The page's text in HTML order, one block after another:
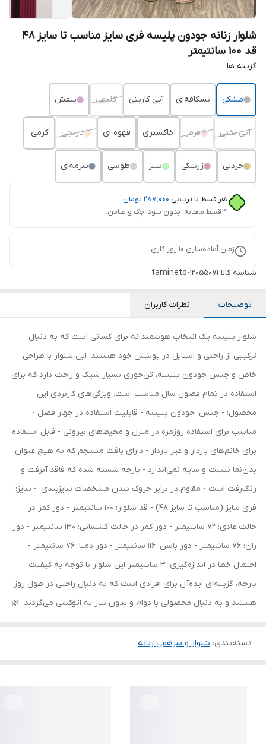
شلوار زنانه جودون پلیسه فری سایز مناسب تا سایز 48
قد 100 سانتیمتر
گزینه ها
مشکی نسکافه‌ای آبی کاربنی گلبهی بنفش
آبی نفتی قرمز خاکستری قهوه ای نارنجی کرمی
خردلی زرشکی سبز طوسی سرمه‌ای
هر قسط با ترب‌پی:۲۸۷٬۰۰۰ تومان
۴ قسط ماهانه. بدون سود، چک و ضامن.
زمان آماده‌سازی 10 روز کاری
شناسه کالا tamineto-12055071
توضیحات نظرات کاربران
شلوار پلیسه یک انتخاب هوشمندانه برای کسانی است که به دنبال
ترکیبی از راحتی و استایل در پوشش خود هستند. این شلوار با طراحی
خاص و جنس جودون پلیسه، تن‌خوری بسیار شیک و راحت دارد که برای
استفاده در تمام فصول سال مناسب است. ویژگی‌های کاربردی این
محصول: - جنس: جودون پلیسه - قابلیت استفاده در چهار فصل -
مناسب برای استفاده روزمره در منزل و محیط‌های بیرونی - قابل استفاده
برای خانم‌های باردار و غیر باردار - دارای بافت منسجم که به هیچ عنوان
بدن‌نما نیست و سایه نمی‌اندازد - پارچه شسته شده که فاقد آبرفت و
رنگ‌رفت است - مقاوم در برابر چروک شدن مشخصات سایزبندی: - سایز:
فری سایز (مناسب تا سایز 48) - قد شلوار: 100 سانتیمتر - دور کمر در
حالت عادی: 72 سانتیمتر - دور کمر در حالت کشسانی: 130 سانتیمتر - دور
ران: 76 سانتیمتر - دور باسن: 116 سانتیمتر - دور دمپا: 76 سانتیمتر -
احتمال خطا در اندازه‌گیری: 3 سانتیمتر این شلوار با توجه به کیفیت
پارچه، گزینه‌ای ایده‌آل برای افرادی است که به دنبال راحتی در طول روز
هستند و به دنبال محصولی با دوام و بدون نیاز به اتوکشی می‌گردند. 🌿
دسته‌بندی: شلوار و سرهمی زنانه